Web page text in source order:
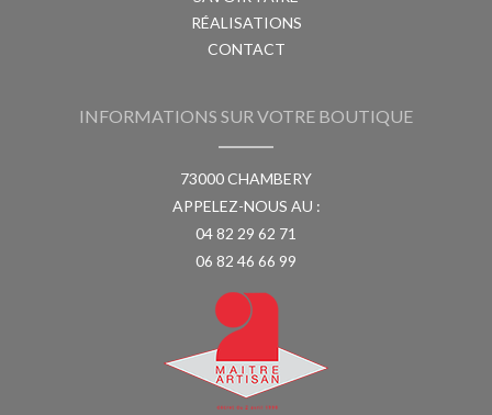
RÉALISATIONS
CONTACT
INFORMATIONS SUR VOTRE BOUTIQUE
73000 CHAMBERY
APPELEZ-NOUS AU :
04 82 29 62 71
06 82 46 66 99